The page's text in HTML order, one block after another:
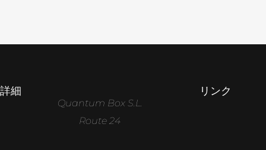
詳細
Quantum Box S.L.
Route 24
リンク